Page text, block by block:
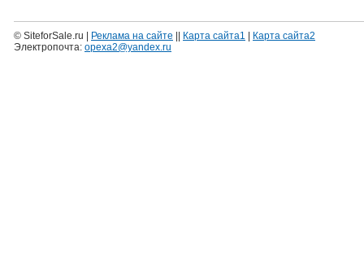
© SiteforSale.ru | Реклама на сайте Карта сайта1
Карта сайта2
Электропочта: opexa2@yandex.ru